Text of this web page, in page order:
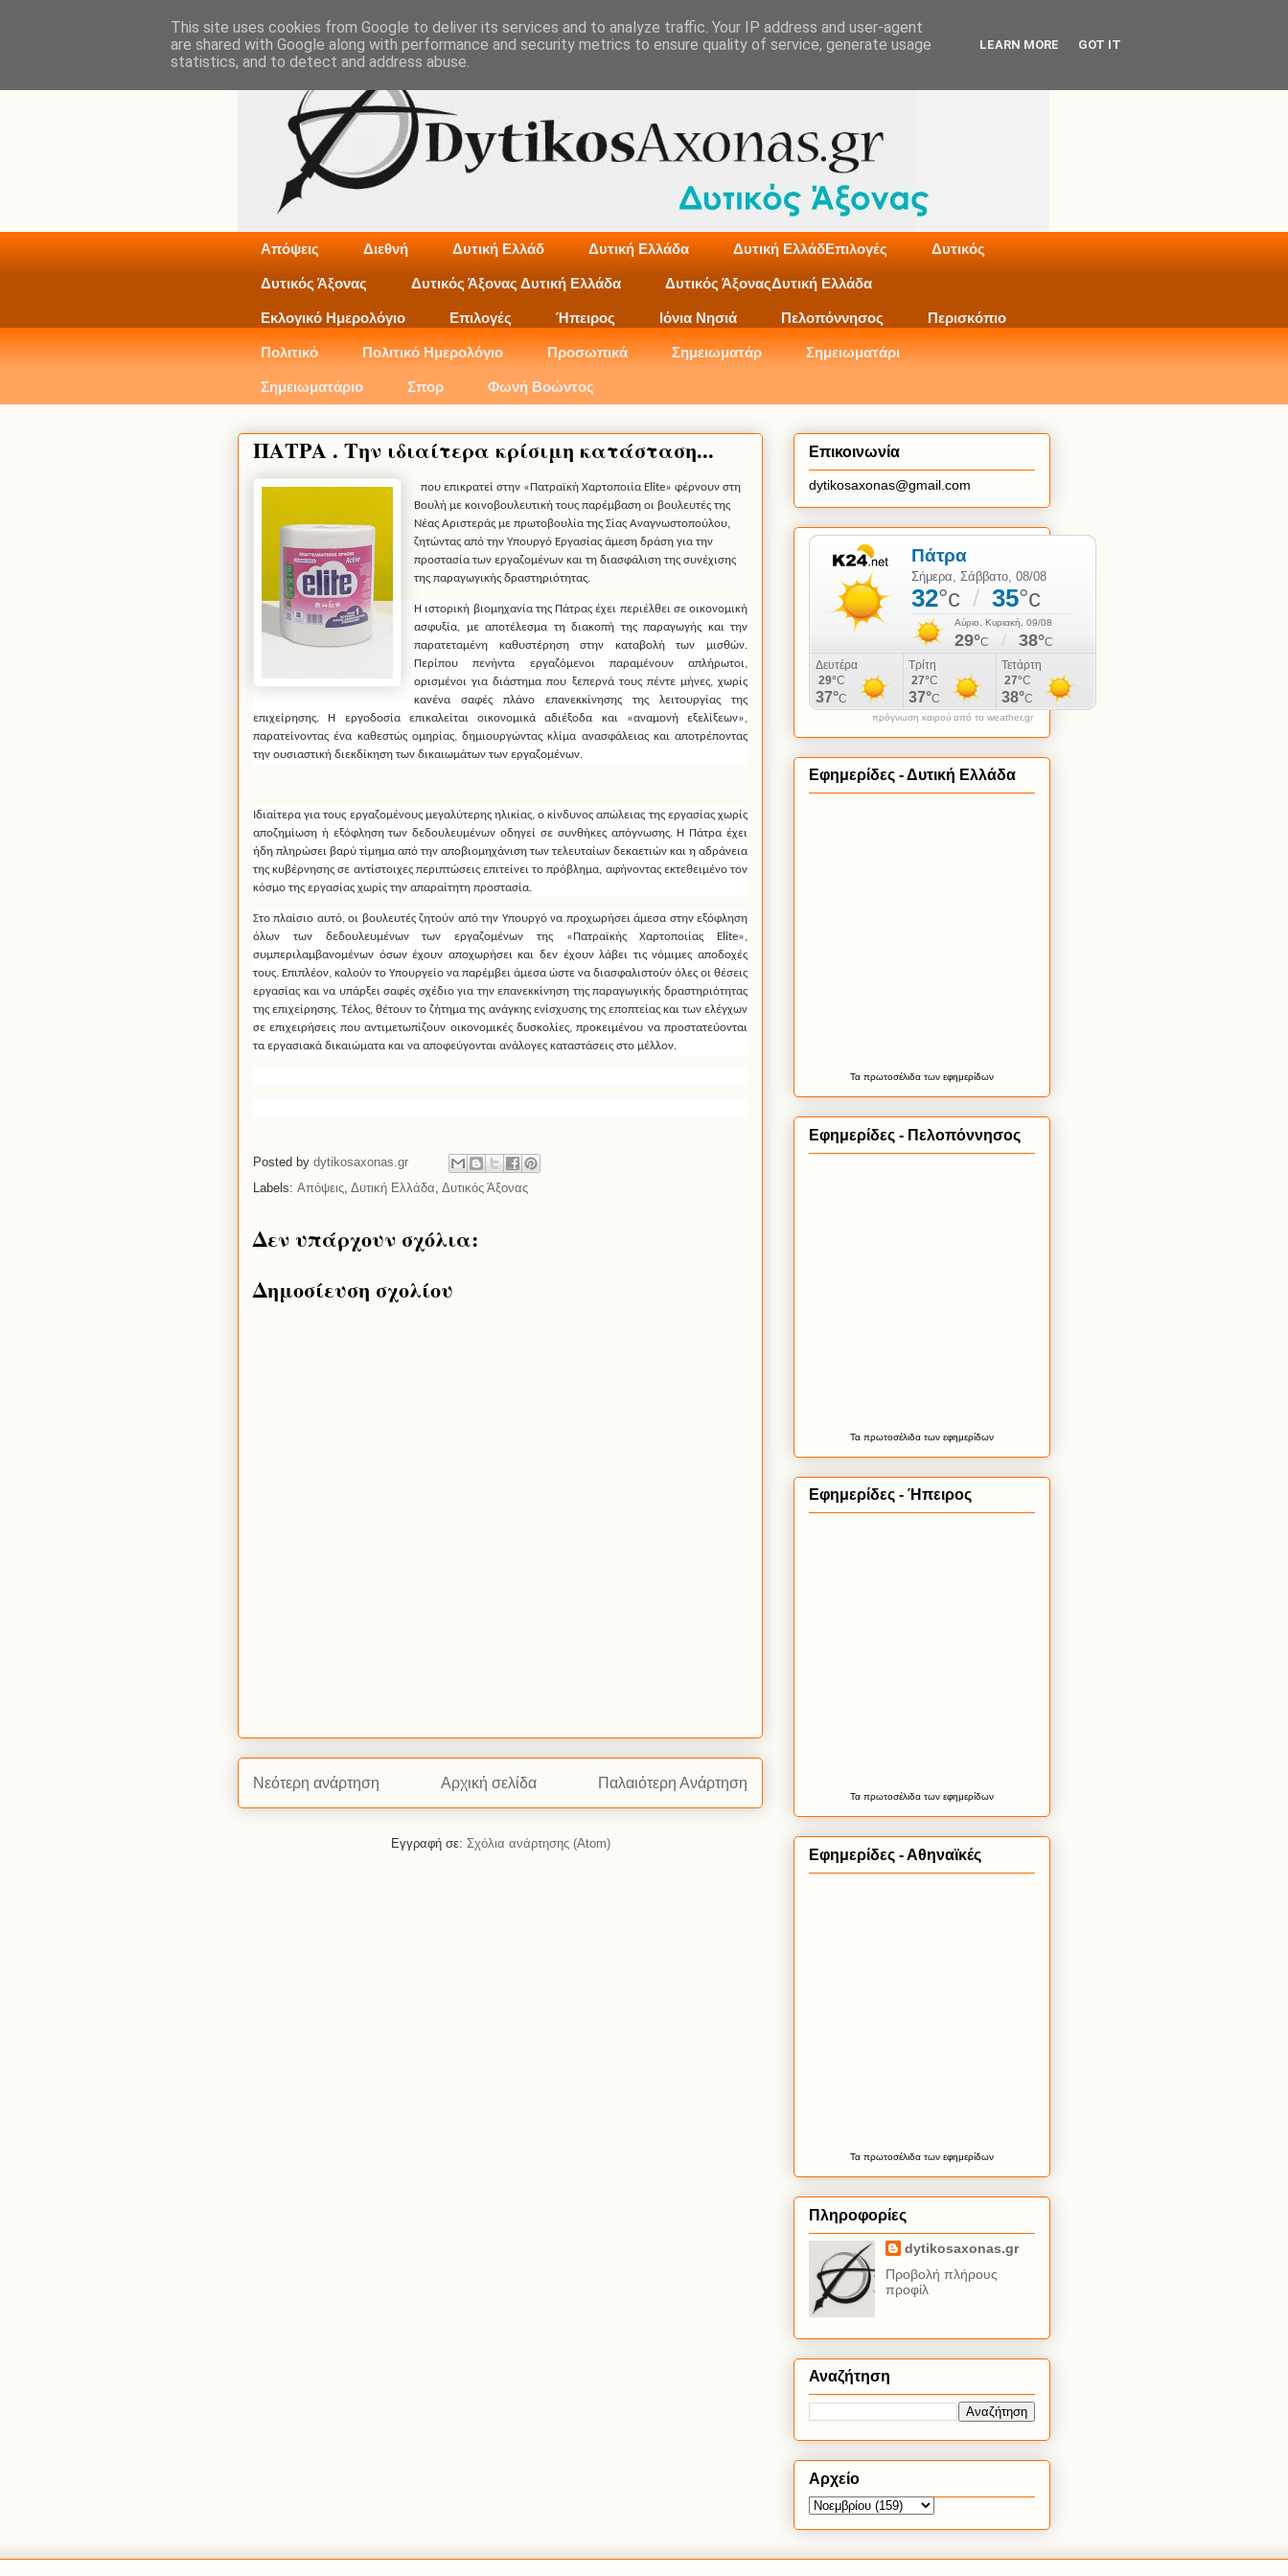
Απόψεις Διεθνή Δυτική Ελλάδ Δυτική Ελλάδα Δυτική ΕλλάδΕπιλογές Δυτικός
Δυτικός Άξονας Δυτικός Άξονας Δυτική Ελλάδα Δυτικός ΆξοναςΔυτική Ελλάδα
Εκλογικό Ημερολόγιο Επιλογές Ήπειρος Ιόνια Νησιά Πελοπόννησος Περισκόπιο
Πολιτικό Πολιτικό Ημερολόγιο Προσωπικά Σημειωματάρ Σημειωματάρι
Σημειωματάριο Σπορ Φωνή Βοώντος
ΠΑΤΡΑ . Την ιδιαίτερα κρίσιμη κατάσταση...
που επικρατεί στην «Πατραϊκή Χαρτοποιία Elite» φέρνουν στη
Βουλή με κοινοβουλευτική τους παρέμβαση οι βουλευτές της
Νέας Αριστεράς με πρωτοβουλία της Σίας Αναγνωστοπούλου,
ζητώντας από την Υπουργό Εργασίας άμεση δράση για την
προστασία των εργαζομένων και τη διασφάλιση της συνέχισης
της παραγωγικής δραστηριότητας.
Η ιστορική βιομηχανία της Πάτρας έχει περιέλθει σε οικονομική
ασφυξία, με αποτέλεσμα τη διακοπή της παραγωγής και την
παρατεταμένη καθυστέρηση στην καταβολή των μισθών.
Περίπου πενήντα εργαζόμενοι παραμένουν απλήρωτοι,
ορισμένοι για διάστημα που ξεπερνά τους πέντε μήνες, χωρίς
κανένα σαφές πλάνο επανεκκίνησης της λειτουργίας της
επιχείρησης. Η εργοδοσία επικαλείται οικονομικά αδιέξοδα και «αναμονή εξελίξεων»,
παρατείνοντας ένα καθεστώς ομηρίας, δημιουργώντας κλίμα ανασφάλειας και αποτρέποντας
την ουσιαστική διεκδίκηση των δικαιωμάτων των εργαζομένων.
Ιδιαίτερα για τους εργαζομένους μεγαλύτερης ηλικίας, ο κίνδυνος απώλειας της εργασίας χωρίς
αποζημίωση ή εξόφληση των δεδουλευμένων οδηγεί σε συνθήκες απόγνωσης. Η Πάτρα έχει
ήδη πληρώσει βαρύ τίμημα από την αποβιομηχάνιση των τελευταίων δεκαετιών και η αδράνεια
της κυβέρνησης σε αντίστοιχες περιπτώσεις επιτείνει το πρόβλημα, αφήνοντας εκτεθειμένο τον
κόσμο της εργασίας χωρίς την απαραίτητη προστασία.
Στο πλαίσιο αυτό, οι βουλευτές ζητούν από την Υπουργό να προχωρήσει άμεσα στην εξόφληση
όλων των δεδουλευμένων των εργαζομένων της «Πατραϊκής Χαρτοποιίας Elite»,
συμπεριλαμβανομένων όσων έχουν αποχωρήσει και δεν έχουν λάβει τις νόμιμες αποδοχές
τους. Επιπλέον, καλούν το Υπουργείο να παρέμβει άμεσα ώστε να διασφαλιστούν όλες οι θέσεις
εργασίας και να υπάρξει σαφές σχέδιο για την επανεκκίνηση της παραγωγικής δραστηριότητας
της επιχείρησης. Τέλος, θέτουν το ζήτημα της ανάγκης ενίσχυσης της εποπτείας και των ελέγχων
σε επιχειρήσεις που αντιμετωπίζουν οικονομικές δυσκολίες, προκειμένου να προστατεύονται
τα εργασιακά δικαιώματα και να αποφεύγονται ανάλογες καταστάσεις στο μέλλον.
Posted by dytikosaxonas.gr
Labels: Απόψεις, Δυτική Ελλάδα, Δυτικός Άξονας
Δεν υπάρχουν σχόλια:
Δημοσίευση σχολίου
Νεότερη ανάρτηση Παλαιότερη Ανάρτηση
Αρχική σελίδα
Εγγραφή σε: Σχόλια ανάρτησης (Atom)
Επικοινωνία
dytikosaxonas@gmail.com
πρόγνωση καιρού από το weather.gr
Εφημερίδες - Δυτική Ελλάδα
Τα πρωτοσέλιδατων εφημερίδων
Εφημερίδες - Πελοπόννησος
Τα πρωτοσέλιδατων εφημερίδων
Εφημερίδες - Ήπειρος
Τα πρωτοσέλιδατων εφημερίδων
Εφημερίδες - Αθηναϊκές
Τα πρωτοσέλιδατων εφημερίδων
Πληροφορίες
dytikosaxonas.gr
Προβολή πλήρους
προφίλ
Αναζήτηση
Αρχείο
This site uses cookies from Google to deliver its services and to analyze traffic. Your IP address and user-agent
are shared with Google along with performance and security metrics to ensure quality of service, generate usage
statistics, and to detect and address abuse.
LEARN MORE GOT IT